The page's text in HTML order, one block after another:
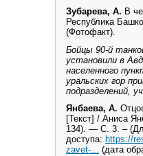
Зубарева, А. В
Республика
(Фотофакт).
Бойцы 90-й
установили в
населенного
уральских гор
подразделений,
Янбаева, А.
[Текст] / Аниса
134). — С. 3. –
доступа: https://
zavet-... (дата